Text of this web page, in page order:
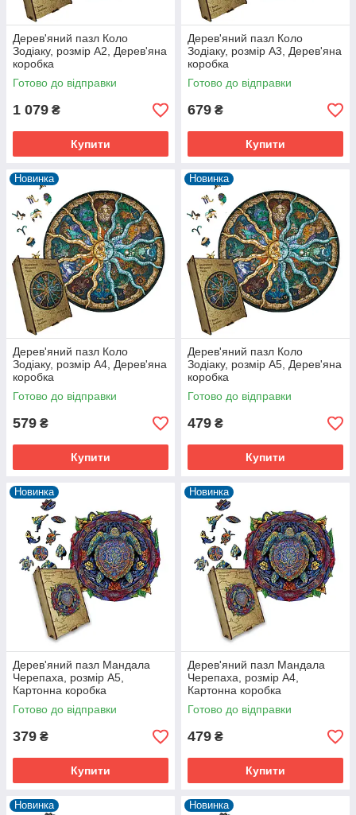
Дерев'яний пазл Коло
Зодіаку, розмір А2, Дерев'яна
коробка
Готово до відправки
1 079 ₴
Купити
Дерев'яний пазл Коло
Зодіаку, розмір А3, Дерев'яна
коробка
Готово до відправки
679 ₴
Купити
Новинка
Дерев'яний пазл Коло
Зодіаку, розмір А4, Дерев'яна
коробка
Готово до відправки
579 ₴
Купити
Новинка
Дерев'яний пазл Коло
Зодіаку, розмір А5, Дерев'яна
коробка
Готово до відправки
479 ₴
Купити
Новинка
Дерев'яний пазл Мандала
Черепаха, розмір А5,
Картонна коробка
Готово до відправки
379 ₴
Купити
Новинка
Дерев'яний пазл Мандала
Черепаха, розмір А4,
Картонна коробка
Готово до відправки
479 ₴
Купити
Новинка Новинка